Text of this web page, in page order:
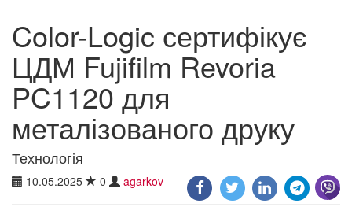
Color-Logic сертифікує
ЦДМ Fujifilm Revoria
PC1120 для
металізованого друку
Технологія
10.05.2025 0 agarkov